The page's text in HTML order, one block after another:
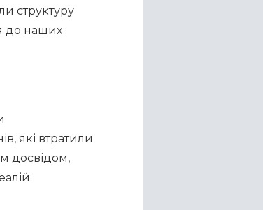
структуру
до наших
які втратили
досвідом,